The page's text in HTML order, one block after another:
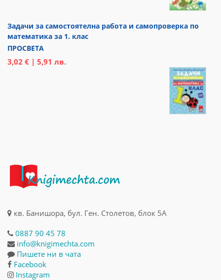
Задачи за самостоятелна работа и самопроверка по
математика за 1. клас
ПРОСВЕТА
3,02 € | 5,91 лв.
кв. Банишора, бул. Ген. Столетов, блок 5А
0887 90 45 78
info@knigimechta.com
Пишете ни в чата
Facebook
Instagram